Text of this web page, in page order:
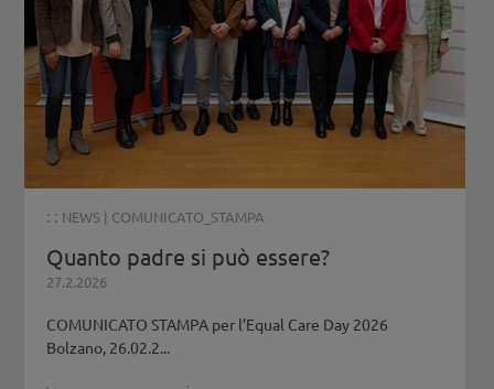
: : NEWS | COMUNICATO_STAMPA
Quanto padre si può essere?
27.2.2026
COMUNICATO STAMPA per l’Equal Care Day 2026
Bolzano, 26.02.2...